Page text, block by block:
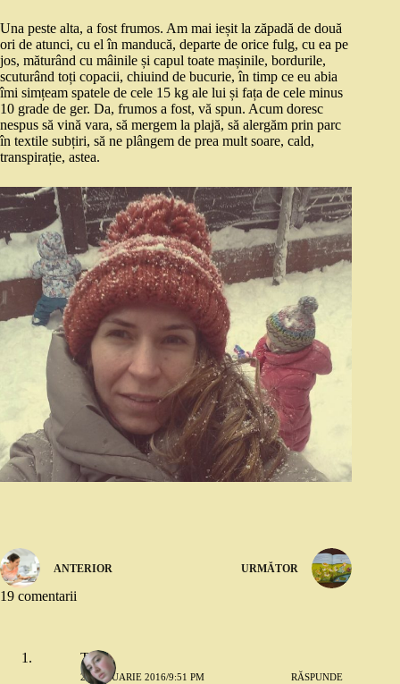
Una peste alta, a fost frumos. Am mai ieșit la zăpadă de două
ori de atunci, cu el în manducă, departe de orice fulg, cu ea pe
jos, măturând cu mâinile și capul toate mașinile, bordurile,
scuturând toți copacii, chiuind de bucurie, în timp ce eu abia
îmi simțeam spatele de cele 15 kg ale lui și fața de cele minus
10 grade de ger. Da, frumos a fost, vă spun. Acum doresc
nespus să vină vara, să mergem la plajă, să alergăm prin parc
în textile subțiri, să ne plângem de prea mult soare, cald,
transpirație, astea.
ANTERIOR URMĂTOR
19 comentarii
Tea
20 IANUARIE 2016/9:51 PM RĂSPUNDE